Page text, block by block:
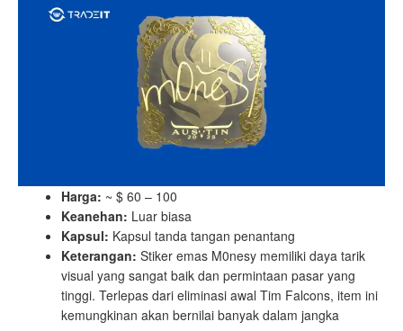
Harga: ~ $ 60 – 100
Keanehan: Luar biasa
Kapsul: Kapsul tanda tangan penantang
Keterangan: Stiker emas M0nesy memiliki daya tarik
visual yang sangat baik dan permintaan pasar yang
tinggi. Terlepas dari eliminasi awal Tim Falcons, item ini
kemungkinan akan bernilai banyak dalam jangka